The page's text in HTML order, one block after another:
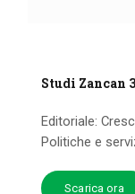
Studi Zancan
Editoriale:
Politiche e
Scarica ora